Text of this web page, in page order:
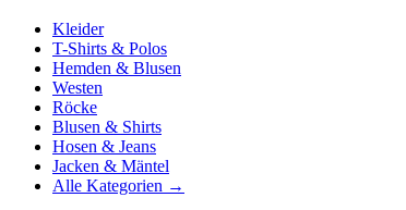
Kleider
T-Shirts & Polos
Hemden & Blusen
Westen
Röcke
Blusen & Shirts
Hosen & Jeans
Jacken & Mäntel
Alle Kategorien →